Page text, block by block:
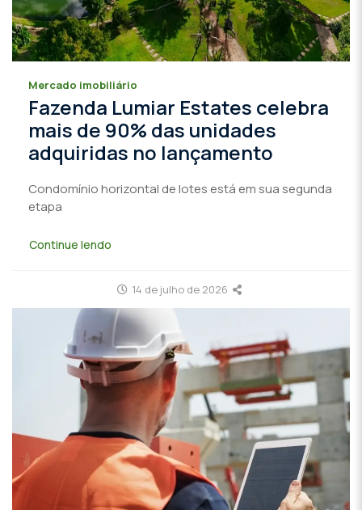
Mercado imobiliário
Fazenda Lumiar Estates celebra
mais de 90% das unidades
adquiridas no lançamento
Condomínio horizontal de lotes está em sua segunda
etapa
Continue lendo
14 de julho de 2026